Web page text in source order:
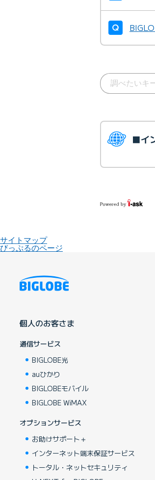
■イ
サイトマップ
びっぷるのページ
個人のお客さま
通信サービス
BIGLOBE光
auひかり
BIGLOBEモバイル
BIGLOBE WiMAX
オプションサービス
お助けサポート＋
インターネット端末保証サービス
トータル・ネットセキュリティ